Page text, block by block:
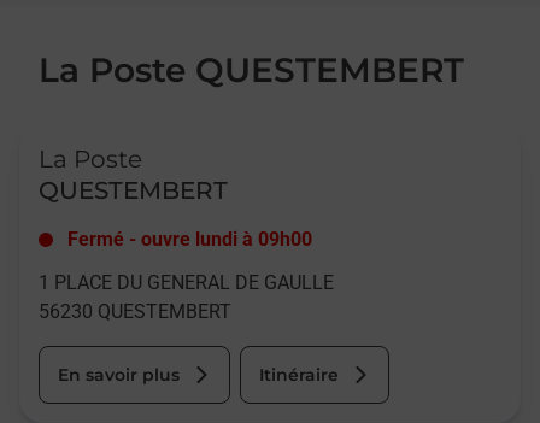
La Poste QUESTEMBERT
La Poste
QUESTEMBERT
Fermé - ouvre lundi à 09h00
1 PLACE DU GENERAL DE GAULLE
56230 QUESTEMBERT
En savoir plus Itinéraire